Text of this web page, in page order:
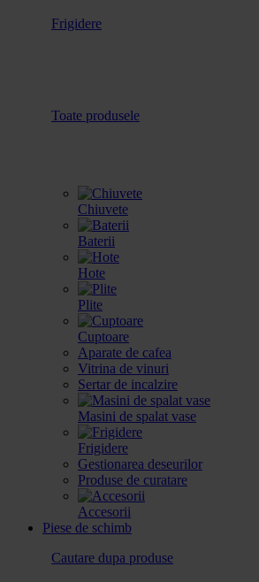
Frigidere
Toate produsele
Chiuvete
Baterii
Hote
Plite
Cuptoare
Aparate de cafea
Vitrina de vinuri
Sertar de incalzire
Masini de spalat vase
Frigidere
Gestionarea deseurilor
Produse de curatare
Accesorii
Piese de schimb
Cautare dupa produse